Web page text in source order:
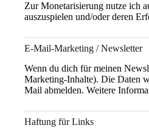
Zur Monetarisierung nutze ich
auszuspielen und/oder deren
E-Mail-Marketing / Newsletter
Wenn du dich für meinen
Marketing-Inhalte). Die Daten
Mail abmelden. Weitere
Haftung für Links